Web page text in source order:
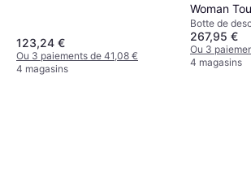
Ou 3 paiements de 198,63 €
4 magasins
123,24 €
Ou 3 paiements de 41,08 €
4 magasins
Woman
Noir
Botte de
267,95 €
Ou 3
4 magasins